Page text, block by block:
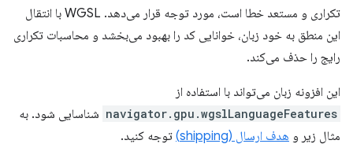
تکراری و مستعد خطا است، مورد توجه قرار می‌دهد. WGSL با انتقال
این منطق به خود زبان، خوانایی کد را بهبود می‌بخشد و محاسبات تکراری
رایج را حذف می‌کند.
این افزونه زبان می‌تواند با استفاده از
navigator.gpu.wgslLanguageFeatures شناسایی شود. به
مثال زیر و هدف ارسال (shipping) توجه کنید.